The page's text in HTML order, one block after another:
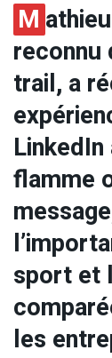
M
reconnu
trail, a
flamme
sport et
les